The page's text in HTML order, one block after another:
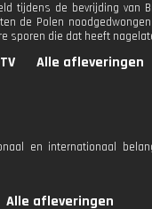
tijdens de bevrijding van
de Polen
sporen die dat heeft
Alle afleveringen
en internationaal
Alle afleveringen